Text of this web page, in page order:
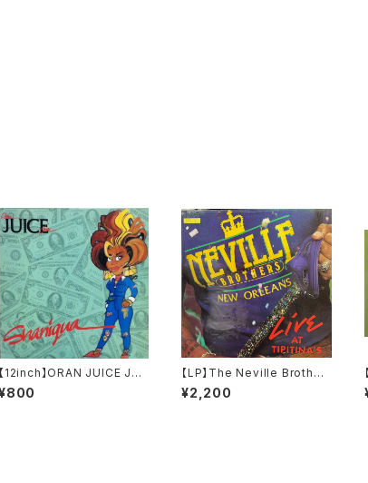
【12inch】ORAN JUICE JO
/ Shaniqua
【LP】The Neville Brother
s / Live At Tipitina's Volu
me II
¥2,200